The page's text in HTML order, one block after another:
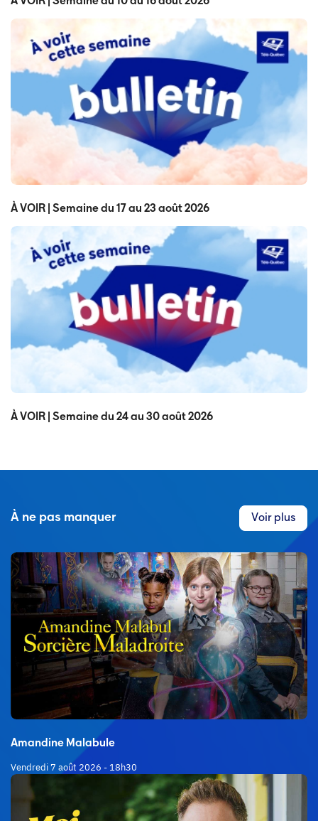
À VOIR | Semaine du 17 au 23 août 2026
À VOIR | Semaine du 24 au 30 août 2026
À ne pas manquer Voir plus
Amandine Malabule
Vendredi 7 août 2026 - 18h30